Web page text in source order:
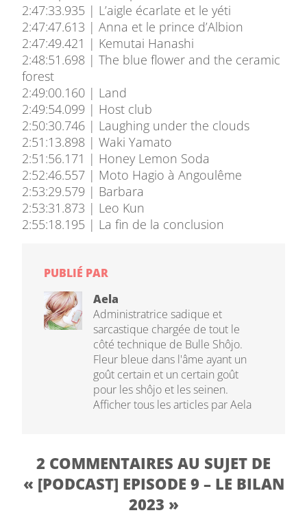
2:47:33.935 | L’aigle écarlate et le yéti
2:47:47.613 | Anna et le prince d’Albion
2:47:49.421 | Kemutai Hanashi
2:48:51.698 | The blue flower and the ceramic
forest
2:49:00.160 | Land
2:49:54.099 | Host club
2:50:30.746 | Laughing under the clouds
2:51:13.898 | Waki Yamato
2:51:56.171 | Honey Lemon Soda
2:52:46.557 | Moto Hagio à Angoulême
2:53:29.579 | Barbara
2:53:31.873 | Leo Kun
2:55:18.195 | La fin de la conclusion
PUBLIÉ PAR
Aela
Administratrice sadique et
sarcastique chargée de tout le
côté technique de Bulle Shôjo.
Fleur bleue dans l'âme ayant un
goût certain et un certain goût
pour les shôjo et les seinen.
Afficher tous les articles par Aela
2 COMMENTAIRES AU SUJET DE
« [PODCAST] EPISODE 9 – LE BILAN
2023 »